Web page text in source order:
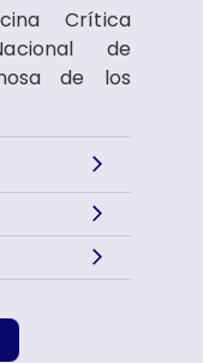
Crítica
de
de los